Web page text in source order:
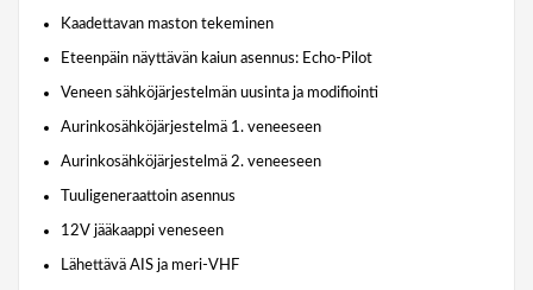
Kaadettavan maston tekeminen
Eteenpäin näyttävän kaiun asennus: Echo-Pilot
Veneen sähköjärjestelmän uusinta ja modifiointi
Aurinkosähköjärjestelmä 1. veneeseen
Aurinkosähköjärjestelmä 2. veneeseen
Tuuligeneraattoin asennus
12V jääkaappi veneseen
Lähettävä AIS ja meri-VHF